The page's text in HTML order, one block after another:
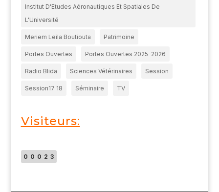
Institut D'Etudes Aéronautiques Et Spatiales De
L'Université
Meriem Leila Boutiouta Patrimoine
Portes Ouvertes Portes Ouvertes 2025-2026
Radio Blida Sciences Vétérinaires Session
Session17 18 Séminaire TV
Visiteurs:
00023